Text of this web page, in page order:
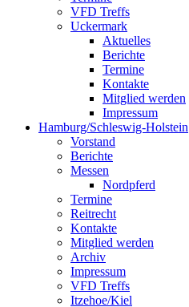
VFD Treffs
Uckermark
Aktuelles
Berichte
Termine
Kontakte
Mitglied werden
Impressum
Hamburg/Schleswig-Holstein
Vorstand
Berichte
Messen
Nordpferd
Termine
Reitrecht
Kontakte
Mitglied werden
Archiv
Impressum
VFD Treffs
Itzehoe/Kiel